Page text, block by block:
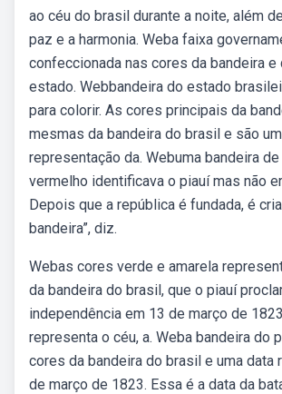
ao céu do brasil durante a noite, além
paz e a harmonia. Weba faixa
confeccionada nas cores da bandeira e
estado. Webbandeira do estado
para colorir. As cores principais da
mesmas da bandeira do brasil e são
representação da. Webuma bandeira
vermelho identificava o piauí mas não
Depois que a república é fundada, é
bandeira”, diz.
Webas cores verde e amarela
da bandeira do brasil, que o piauí
independência em 13 de março de
representa o céu, a. Weba bandeira do
cores da bandeira do brasil e uma data
de março de 1823. Essa é a data da